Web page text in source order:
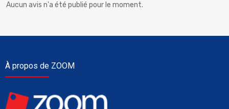
Aucun avis n'a été publié pour le moment.
À propos de ZOOM